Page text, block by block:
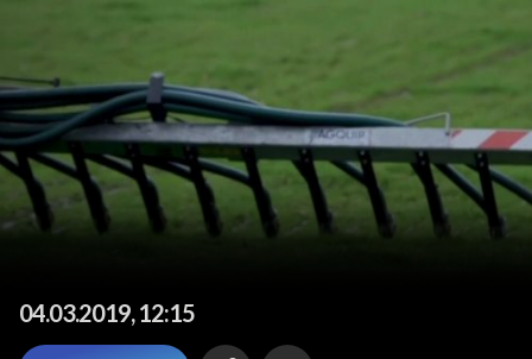
04.03.2019, 12:15